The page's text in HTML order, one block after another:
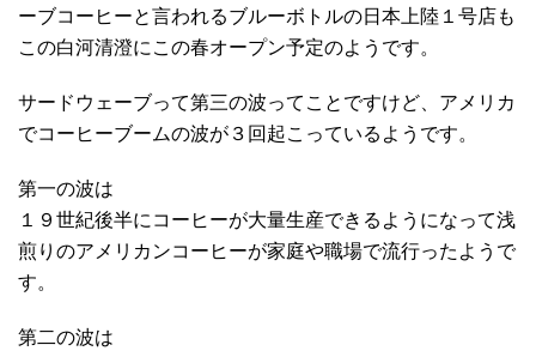
ーブコーヒーと言われるブルーボトルの日本上陸１号店も
この白河清澄にこの春オープン予定のようです。
サードウェーブって第三の波ってことですけど、アメリカ
でコーヒーブームの波が３回起こっているようです。
第一の波は
１９世紀後半にコーヒーが大量生産できるようになって浅
煎りのアメリカンコーヒーが家庭や職場で流行ったようで
す。
第二の波は